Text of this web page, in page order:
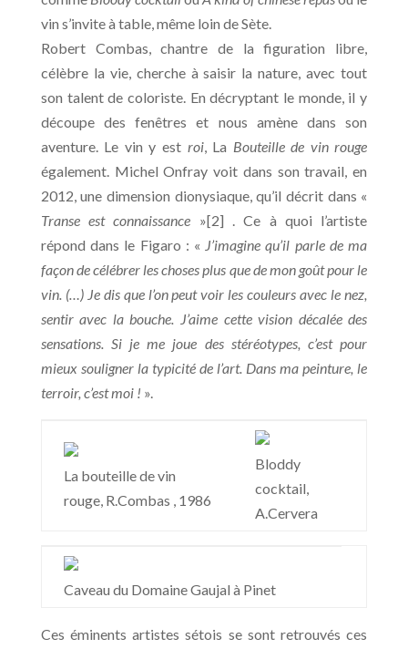
vin s’invite à table, même loin de Sète.
Robert Combas, chantre de la figuration libre,
célèbre la vie, cherche à saisir la nature, avec tout
son talent de coloriste. En décryptant le monde, il y
découpe des fenêtres et nous amène dans son
aventure. Le vin y est roi, La Bouteille de vin rouge
également. Michel Onfray voit dans son travail, en
2012, une dimension dionysiaque, qu’il décrit dans «
Transe est connaissance »[2] . Ce à quoi l’artiste
répond dans le Figaro : « J’imagine qu’il parle de ma
façon de célébrer les choses plus que de mon goût pour le
vin. (…) Je dis que l’on peut voir les couleurs avec le nez,
sentir avec la bouche. J’aime cette vision décalée des
sensations. Si je me joue des stéréotypes, c’est pour
mieux souligner la typicité de l’art. Dans ma peinture, le
terroir, c’est moi ! ».
La bouteille de vin
rouge, R.Combas , 1986
Bloddy
cocktail,
A.Cervera
Caveau du Domaine Gaujal à Pinet
Ces éminents artistes sétois se sont retrouvés ces